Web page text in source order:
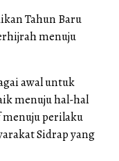
Tahun Baru
menuju
awal untuk
menuju hal-hal
perilaku
Sidrap yang